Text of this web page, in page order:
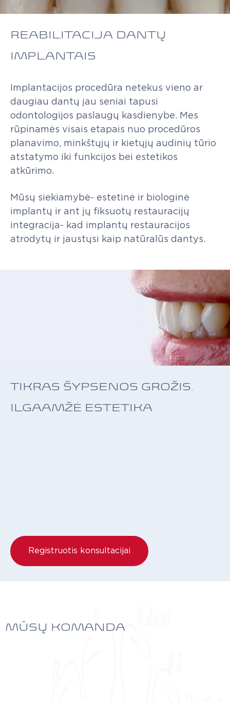
REABILITACIJA DANTŲ
IMPLANTAIS
Implantacijos procedūra netekus vieno ar
daugiau dantų jau seniai tapusi
odontologijos paslaugų kasdienybe. Mes
rūpinamės visais etapais nuo procedūros
planavimo, minkštųjų ir kietųjų audinių tūrio
atstatymo iki funkcijos bei estetikos
atkūrimo.
Mūsų siekiamybė- estetinė ir biologinė
implantų ir ant jų fiksuotų restauracijų
integracija- kad implantų restauracijos
atrodytų ir jaustųsi kaip natūralūs dantys.
TIKRAS ŠYPSENOS GROŽIS.
ILGAAMŽĖ ESTETIKA
Registruotis konsultacijai
MŪSŲ KOMANDA